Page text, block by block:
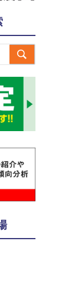
